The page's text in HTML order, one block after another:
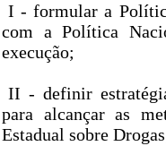
I - formular a
com a Política
execução;
II - definir
para alcançar as
Estadual sobre